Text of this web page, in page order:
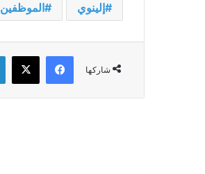
إلينوي الموظفين
شاركها
فيسبوك
‫X